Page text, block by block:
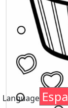
Language